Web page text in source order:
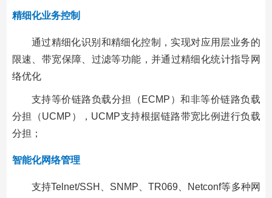
精细化业务控制
通过精细化识别和精细化控制，实现对应用层业务的
限速、带宽保障、过滤等功能，并通过精细化统计指导网
络优化
支持等价链路负载分担（ECMP）和非等价链路负载
分担（UCMP），UCMP支持根据链路带宽比例进行负载
分担；
智能化网络管理
支持Telnet/SSH、SNMP、TR069、Netconf等多种网